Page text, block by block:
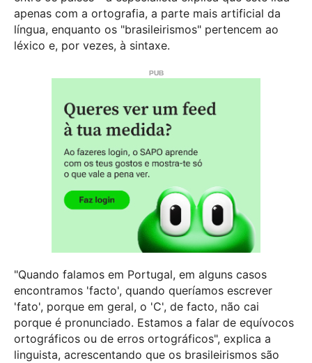
apenas com a ortografia, a parte mais artificial da
língua, enquanto os "brasileirismos" pertencem ao
léxico e, por vezes, à sintaxe.
"Quando falamos em Portugal, em alguns casos
encontramos 'facto', quando queríamos escrever
'fato', porque em geral, o 'C', de facto, não cai
porque é pronunciado. Estamos a falar de equívocos
ortográficos ou de erros ortográficos", explica a
linguista, acrescentando que os brasileirismos são